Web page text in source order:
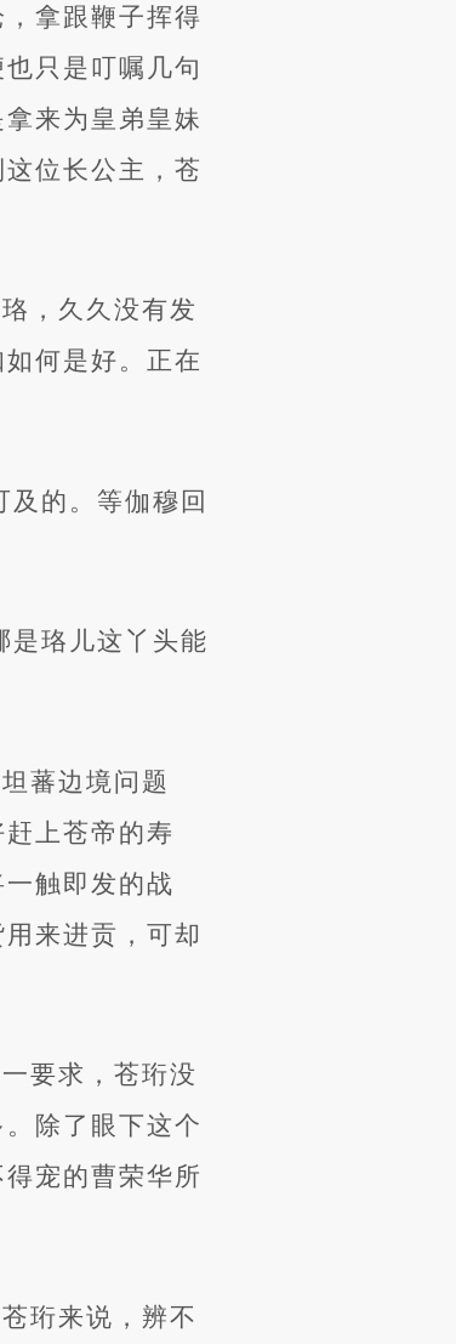
拿跟鞭子挥得
只是叮嘱几句
来为皇弟皇妹
位长公主，苍
，久久没有发
何是好。正在
及的。等伽穆回
是珞儿这丫头能
蕃边境问题
上苍帝的寿
触即发的战
来进贡，可却
要求，苍珩没
除了眼下这个
宠的曹荣华所
珩来说，辨不